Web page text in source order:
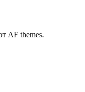
AF themes.